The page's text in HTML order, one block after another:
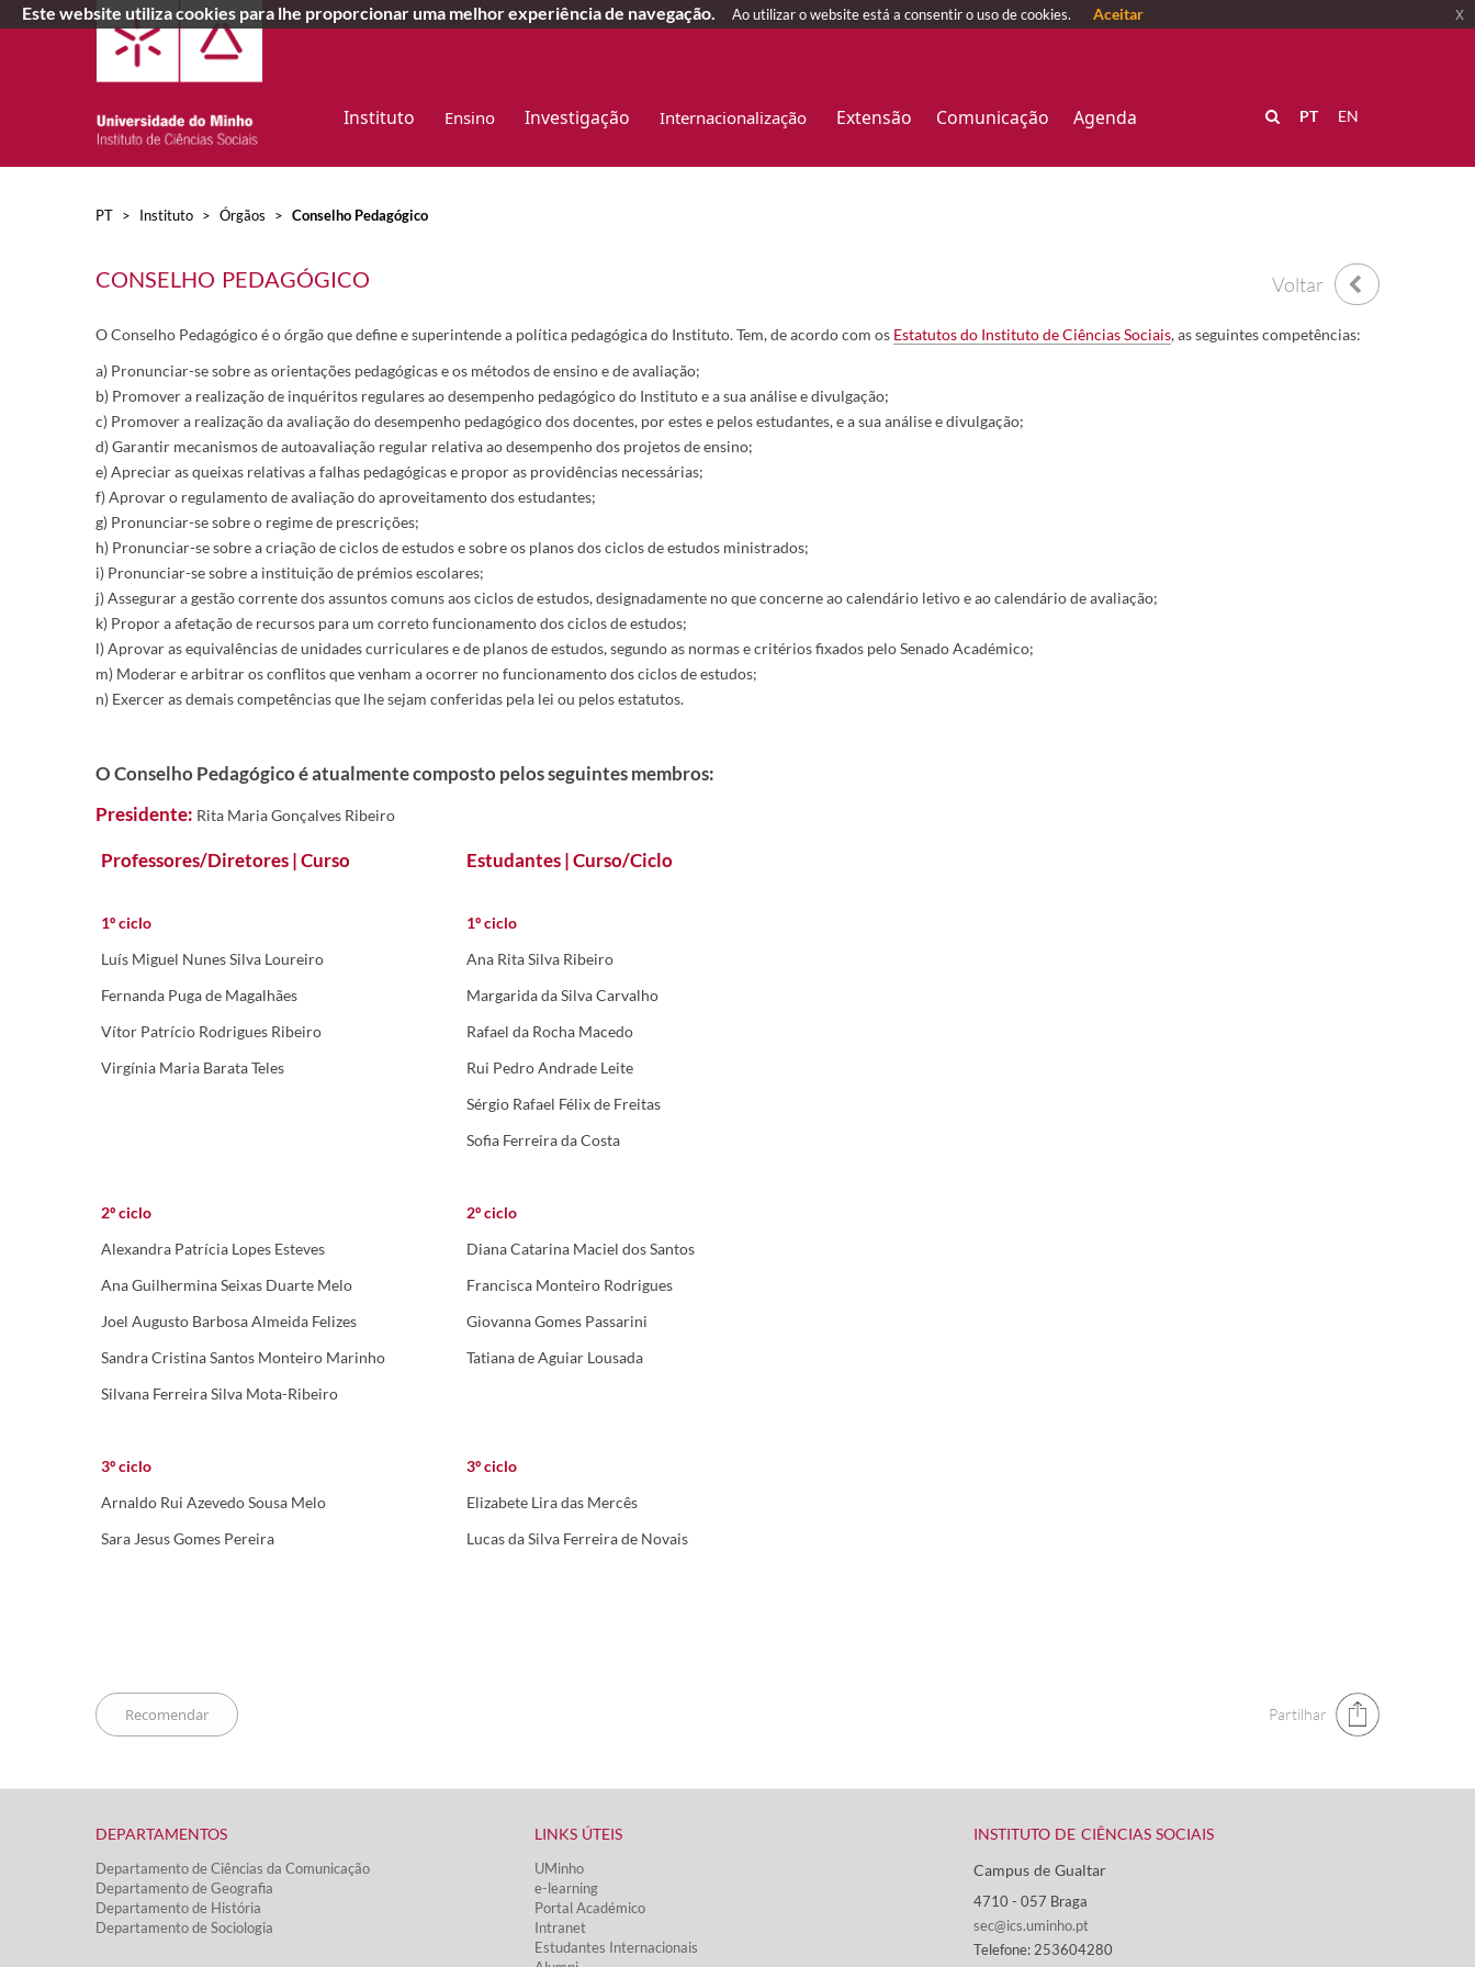
Instituto Ensino Investigação Internacionalização Extensão Comunicação Agenda EN
PT
PT > Instituto > Órgãos > Conselho Pedagógico
CONSELHO PEDAGÓGICO Voltar
​O Conselho Pedagógico é o órgão que define e superintende a política pedagógica do Instituto. Tem, de acordo com os Estatutos do Instituto de Ciências Sociais, as seguintes competências:
​a) Pronunciar-se sobre as orientações pedagógicas e os métodos de ensino e de avaliação;
b) Promover a realização de inquéritos regulares ao desempenho pedagógico do Instituto e a su​a análise e divulgação;
c) Promover a realização da avaliação do desempenho pedagógico dos docentes, por estes e pelos estudantes, e a sua análisee divulgação;
d) Garantir mecanismos de autoavaliação regular relativa ao desempenho dos projetos de ensino;
e) Apreciar as queixas relativas a falhas pedagógicas e propor as providências necessárias;
f) Aprovar o regulamento de avaliação do aproveitamento dos estudantes;
g) Pronunciar-se sobre o regime de prescrições;
h) Pronunciar-se sobre a criação de ciclos de estudos e sobre os planos dos ciclos de estudos ministrados;
i) Pronunciar-se sobre a instituição de prémios escolares;
j) Assegurar a gestão corrente dos assuntos comuns aos ciclos de estudos, designadamente no que concerne ao calendário letivo e ao calendário de avaliação;
k) Propor a afetação de recursos para um correto funcionamento dos ciclos de estudos;
l) Aprovar as equivalências de unidades curriculares e de planos de estudos, segundo as normas e critérios fixados pelo Senado Académico;
m) Moderar e arbitrar os conflitos que venham a ocorrer no funcionamento dos ciclos de estudos;
n) Exercer as demais competências que lhe sejam conferidas pela lei ou pelos estatutos.
O Conselho Pedagógico é atualmente composto pelos seguintes membros:
Presidente: Rita Maria Gonçalves Ribeiro
Professores/Diretores | Curso
​1º ciclo
Luís Miguel Nunes Silva Loureiro
Fernanda Puga de Magalhães
Vítor Patrício Rodrigues Ribeiro
Virgínia Maria Barata Teles
2º ciclo
Alexandra Patrícia Lopes Esteves
Ana Guilhermina Seixas Duarte Melo
Joel Augusto Barbosa Almeida Felizes
Sandra Cristina Santos Monteiro Marinho
Silvana Ferreira Silva Mota-Ribeiro
3º ciclo
Arnaldo Rui Azevedo Sousa Melo
Sara Jesus Gomes Pereira
Estudantes | Curso/Ciclo
1º ciclo
Ana Rita Silva Ribeiro
Margarida da Silva Carvalho
Rafael da Rocha Macedo
Rui Pedro Andrade Leite
Sérgio Rafael Félix de Freitas
Sofia Ferreira da Costa
2º ciclo
Diana Catarina Maciel dos Santos
Francisca Monteiro Rodrigues
Giovanna Gomes Passarini
Tatiana de Aguiar Lousada
3º ciclo
Elizabete Lira das Mercês
Lucas da Silva Ferreira de Novais
Partilhar
DEPARTAMENTOS​
Departamento de Ciências da Comunicação
Departamento de Geografia
Departamento de História
Departamento de Sociologia
LINKS ÚTEIS​
UMinho
e-learning
Portal Académico
Intranet
Estudantes Inter​​nacionais
INSTITUTO DE CIÊNCIAS SOCIAIS
Campus de Gualtar ​
4710 - ​057 Braga
sec@ics.uminho.pt
Telefone: 253604280
Este website utiliza cookies para lhe proporcionar uma melhor experiência de navegação. Ao utilizar o website está a consentir o uso de cookies. Aceitar x